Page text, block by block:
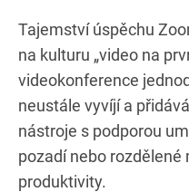
Tajemství úspěchu
na kulturu „video na
videokonference
neustále vyvíjí a
nástroje s podporou
pozadí nebo
produktivity.